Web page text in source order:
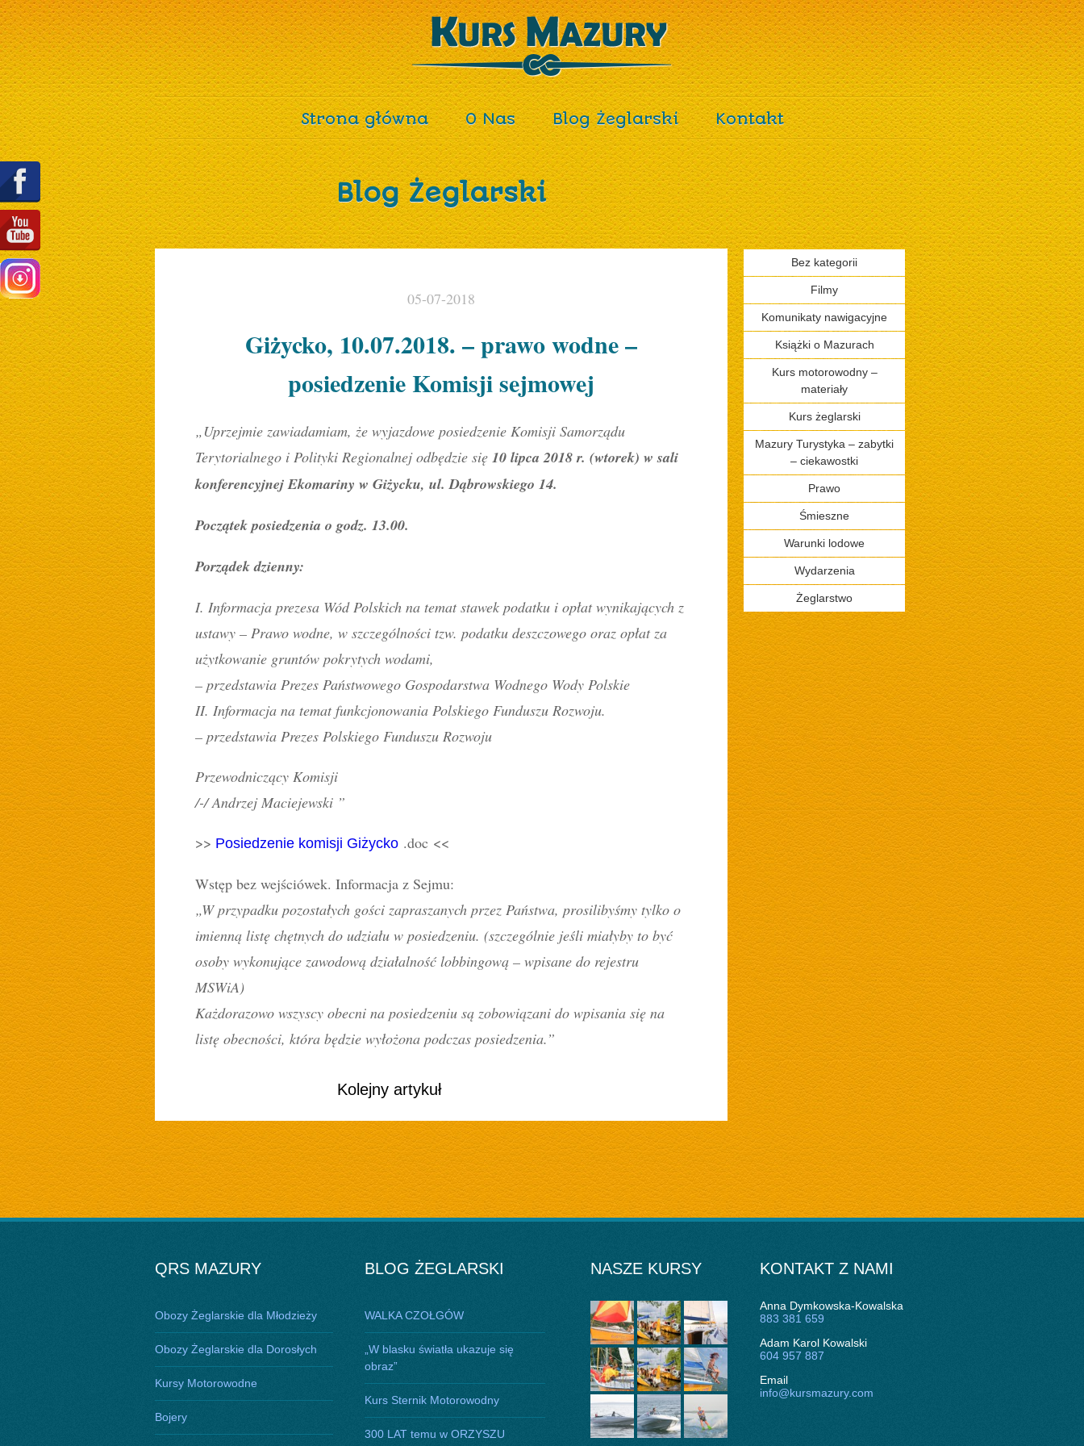
Strona główna O Nas Blog Żeglarski Kontakt
Blog Żeglarski
05-07-2018
Giżycko, 10.07.2018. – prawo wodne –
posiedzenie Komisji sejmowej
„Uprzejmie zawiadamiam, że wyjazdowe posiedzenie Komisji Samorządu
Terytorialnego i Polityki Regionalnej odbędzie się 10 lipca 2018 r. (wtorek) w sali
konferencyjnej Ekomariny w Giżycku, ul. Dąbrowskiego 14.
Początek posiedzenia o godz. 13.00.
Porządek dzienny:
I. Informacja prezesa Wód Polskich na temat stawek podatku i opłat wynikających z
ustawy – Prawo wodne, w szczególności tzw. podatku deszczowego oraz opłat za
użytkowanie gruntów pokrytych wodami,
– przedstawia Prezes Państwowego Gospodarstwa Wodnego Wody Polskie
II. Informacja na temat funkcjonowania Polskiego Funduszu Rozwoju.
– przedstawia Prezes Polskiego Funduszu Rozwoju
Przewodniczący Komisji
/-/ Andrzej Maciejewski ”
>> Posiedzenie komisji Giżycko .doc <<
Wstęp bez wejściówek. Informacja z Sejmu:
„W przypadku pozostałych gości zapraszanych przez Państwa, prosilibyśmy tylko o
imienną listę chętnych do udziału w posiedzeniu. (szczególnie jeśli miałyby to być
osoby wykonujące zawodową działalność lobbingową – wpisane do rejestru
MSWiA)
Każdorazowo wszyscy obecni na posiedzeniu są zobowiązani do wpisania się na
listę obecności, która będzie wyłożona podczas posiedzenia.”
Kolejny artykuł
Bez kategorii
Filmy
Komunikaty nawigacyjne
Książki o Mazurach
Kurs motorowodny –
materiały
Kurs żeglarski
Mazury Turystyka – zabytki
– ciekawostki
Prawo
Śmieszne
Warunki lodowe
Wydarzenia
Żeglarstwo
QRS MAZURY
Obozy Żeglarskie dla Młodzieży
Obozy Żeglarskie dla Dorosłych
Kursy Motorowodne
Bojery
BLOG ŻEGLARSKI
WALKA CZOŁGÓW
„W blasku światła ukazuje się
obraz”
Kurs Sternik Motorowodny
300 LAT temu w ORZYSZU
NASZE KURSY KONTAKT Z NAMI
Anna Dymkowska-Kowalska
883 381 659
Adam Karol Kowalski
604 957 887
Email
info@kursmazury.com